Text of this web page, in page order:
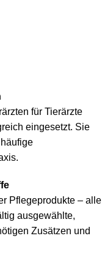
für Tierärzte
eingesetzt. Sie
Pflegeprodukte – alle
ausgewählte,
Zusätzen und